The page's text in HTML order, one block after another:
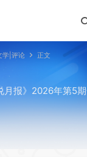
学|评论 正文
月报》2026年第5